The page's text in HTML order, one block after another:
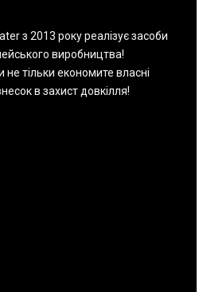
з 2013 року реалізує засоби
виробництва!
тільки економите власні
в захист довкілля!